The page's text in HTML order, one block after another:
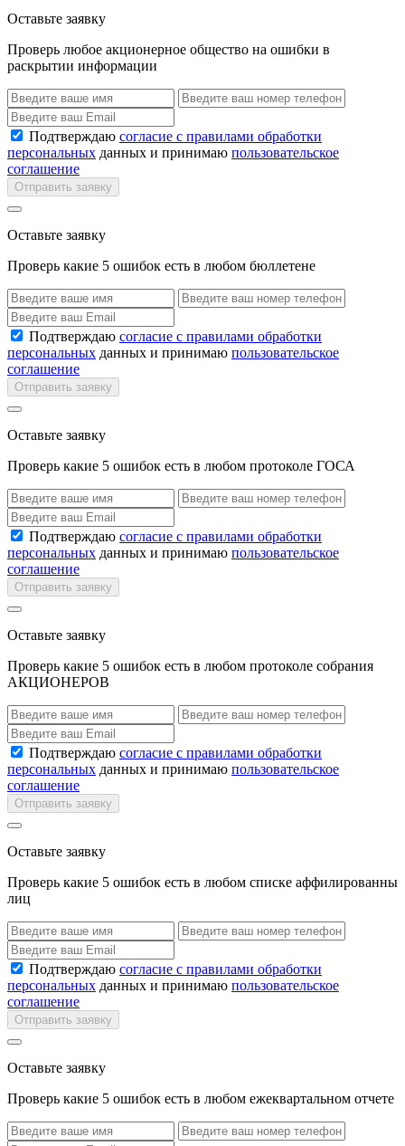
Оставьте заявку
Проверь любое акционерное общество на ошибки в
раскрытии информации
Подтверждаю согласие с правилами обработки
персональных данных и принимаю пользовательское
соглашение
Отправить заявку
Оставьте заявку
Проверь какие 5 ошибок есть в любом бюллетене
Подтверждаю согласие с правилами обработки
персональных данных и принимаю пользовательское
соглашение
Отправить заявку
Оставьте заявку
Проверь какие 5 ошибок есть в любом протоколе ГОСА
Подтверждаю согласие с правилами обработки
персональных данных и принимаю пользовательское
соглашение
Отправить заявку
Оставьте заявку
Проверь какие 5 ошибок есть в любом протоколе собрания
АКЦИОНЕРОВ
Подтверждаю согласие с правилами обработки
персональных данных и принимаю пользовательское
соглашение
Отправить заявку
Оставьте заявку
Проверь какие 5 ошибок есть в любом списке аффилированны
лиц
Подтверждаю согласие с правилами обработки
персональных данных и принимаю пользовательское
соглашение
Отправить заявку
Оставьте заявку
Проверь какие 5 ошибок есть в любом ежеквартальном отчете